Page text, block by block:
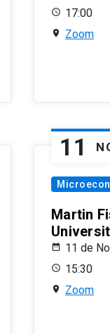
17:00
Zoom
11
Martin
11 de
15:30
Zoom